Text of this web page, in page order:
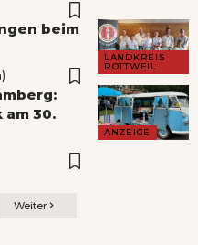
LANDKREIS
ROTTWEIL
beim
ANZEIGE
30.
Weiter